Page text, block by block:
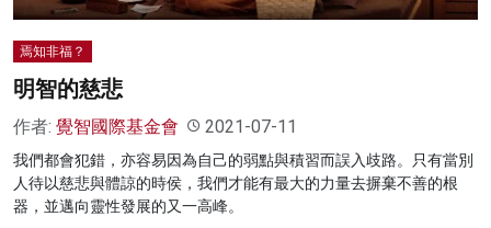
焉知非福？
明智的慈悲
作者: 覺智國際基金會 2021-07-11
我們都會犯錯，亦容易因為自己的弱點與積習而誤入歧路。只有當別
人待以慈悲與體諒的時侯，我們才能有最大的力量去摒棄不善的根
器，並邁向靈性發展的又一高峰。